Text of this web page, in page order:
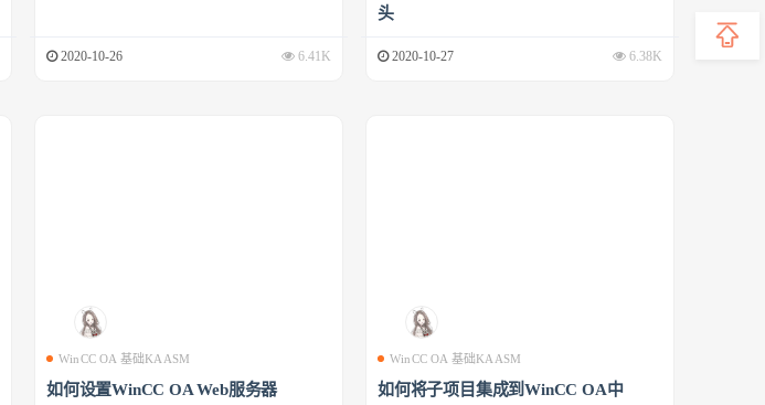
2020-10-26 6.41K
头
2020-10-27 6.38K
WinCC OA 基础KAASM
如何设置WinCC OA Web服务器
WinCC OA 基础KAASM
如何将子项目集成到WinCC OA中